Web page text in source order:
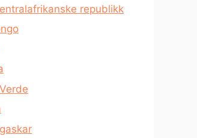
republikk